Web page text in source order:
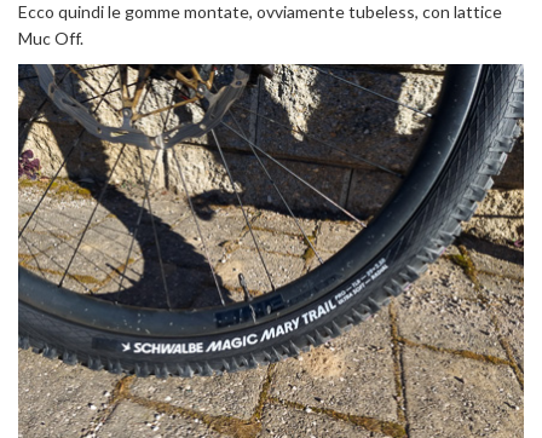
Ecco quindi le gomme montate, ovviamente tubeless, con lattice
Muc Off.